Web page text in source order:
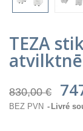
TEZA
830,00 €
BEZ PVN Livré